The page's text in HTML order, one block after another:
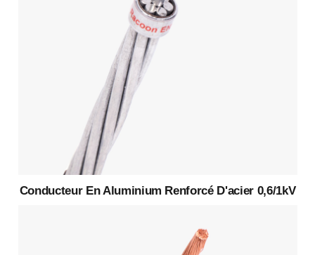
Conducteur En Aluminium Renforcé D'acier 0,6/1kV